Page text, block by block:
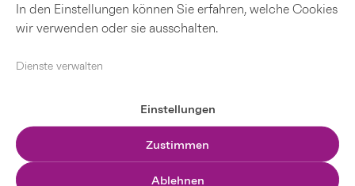
In den Einstellungen können Sie erfahren, welche Cookies
wir verwenden oder sie ausschalten.
Dienste verwalten
Zustimmen
Ablehnen
Einstellungen